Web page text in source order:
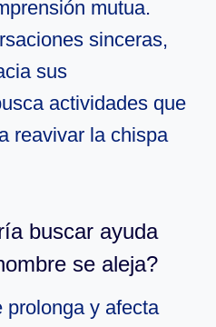
mutua.
sinceras,
sus
actividades que
reavivar la chispa
buscar ayuda
se aleja?
prolonga y afecta